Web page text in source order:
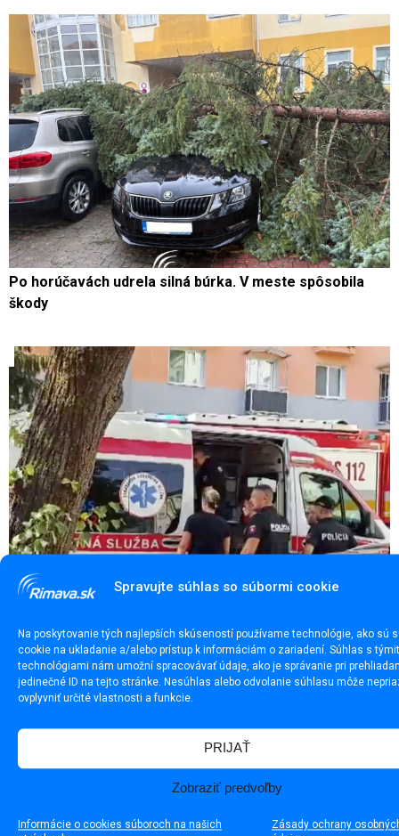
Spravujte súhlas so súbormi cookie
Na poskytovanie tých najlepších skúseností používame technológie, ako sú
cookie na ukladanie a/alebo prístup k informáciám o zariadení. Súhlas s
technológiami nám umožní spracovávať údaje, ako je správanie pri
jedinečné ID na tejto stránke. Nesúhlas alebo odvolanie súhlasu môže
ovplyvniť určité vlastnosti a funkcie.
PRIJAŤ
Zobraziť predvoľby
Informácie o cookies súboroch na našich
Zásady ochrany
Po horúčavách udrela silná búrka. V meste spôsobila
škody
situácii